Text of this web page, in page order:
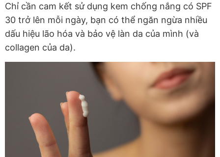
Chỉ cần cam kết sử dụng kem chống nắng có SPF
30 trở lên mỗi ngày, bạn có thể ngăn ngừa nhiều
dấu hiệu lão hóa và bảo vệ làn da của mình (và
collagen của da).